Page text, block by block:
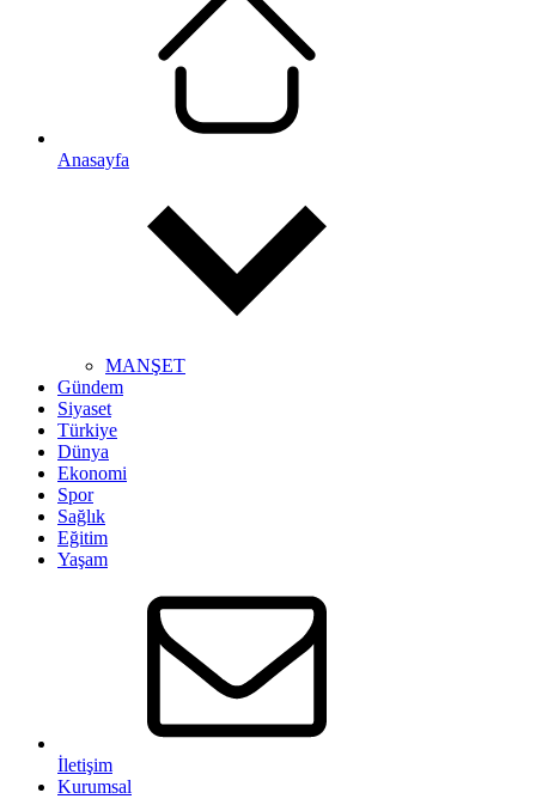
Anasayfa
MANŞET
Gündem
Siyaset
Türkiye
Dünya
Ekonomi
Spor
Sağlık
Eğitim
Yaşam
İletişim
Kurumsal